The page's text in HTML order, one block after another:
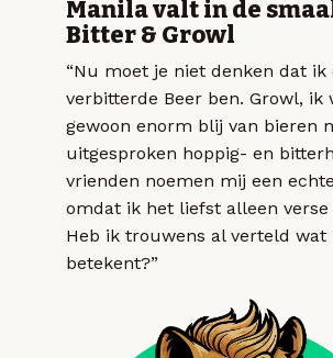
Manila valt in de
Bitter & Growl
“Nu moet je niet denken dat ik
verbitterde Beer ben. Growl, ik
gewoon enorm blij van bieren
uitgesproken hoppig- en
vrienden noemen mij een
omdat ik het liefst alleen verse
Heb ik trouwens al verteld wat
betekent?”